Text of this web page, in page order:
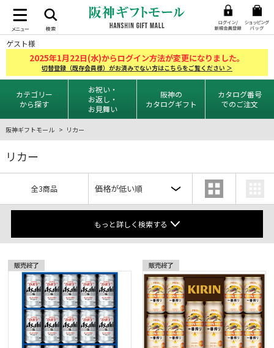
ゲスト様
2025年1月22日(水)からログイン方法が変更になりました。
切替登録（既存会員様）がお済みでない方はこちらをご覧ください ＞
カテゴリー
から探す
お祝い・
お返し・
お見舞い
阪神の
カタログギフト
カタログ番号
でのご注文
阪神ギフトモール リカー
リカー
全3商品
もっと詳しく検索する